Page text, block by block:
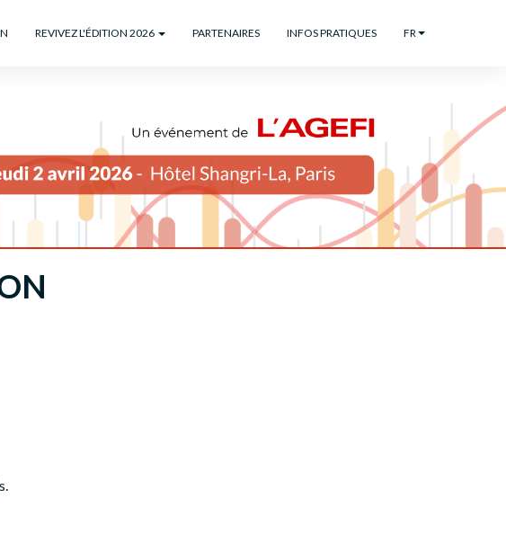
REVIVEZ L'ÉDITION 2026 PARTENAIRES INFOS PRATIQUES FR